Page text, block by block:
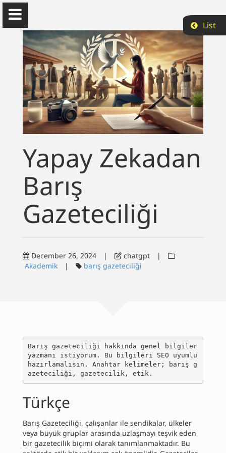
Can Bekcan
Doğu Akdeniz Üniversitesi
Hakkımda
Yayın
Projeler
List
Yapay Zekadan
Barış
Gazeteciliği
December 26, 2024 | chatgpt
|
Akademik
| barış gazeteciliği
Barış gazeteciliği hakkında genel bilgiler
yazmanı istiyorum. Bu bilgileri SEO uyumlu
hazırlamalısın. Anahtar kelimeler; barış g
azeteciliği, gazetecilik, etik.
Türkçe
Barış Gazeteciliği, çalışanlar ile sendikalar, ülkeler
veya büyük gruplar arasında uzlaşmayı teşvik eden
bir gazetecilik biçimi olarak tanımlanmaktadır. Bu